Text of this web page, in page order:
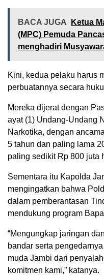
BACA JUGA
Ketua
(MPC) Pemuda
menghadiri
Kini, kedua pelaku harus
perbuatannya secara
Mereka dijerat dengan
ayat (1) Undang-Undang
Narkotika, dengan
5 tahun dan paling lama
paling sedikit Rp 800 juta
Sementara itu Kapolda
mengingatkan bahwa
dalam pemberantasan
mendukung program
“Mengungkap jaringan
bandar serta
muda Jambi dari
komitmen kami,” katanya.